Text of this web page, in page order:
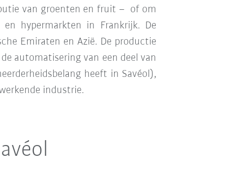
van groenten en fruit – of om
hypermarkten in Frankrijk. De
Emiraten en Azië. De productie
automatisering van een deel van
heeft in Savéol),
industrie.